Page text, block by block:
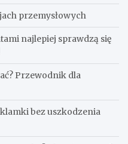
przemysłowych
najlepiej sprawdzą się
Przewodnik dla
bez uszkodzenia